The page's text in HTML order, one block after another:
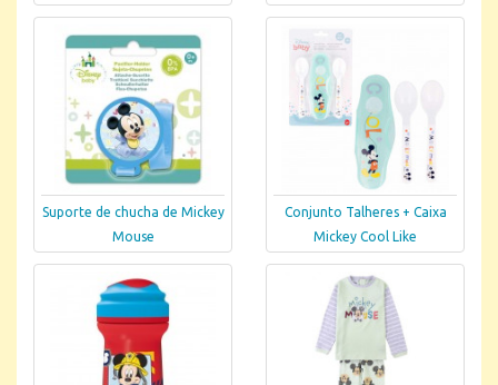
Suporte de chucha de Mickey
Mouse
Conjunto Talheres + Caixa
Mickey Cool Like